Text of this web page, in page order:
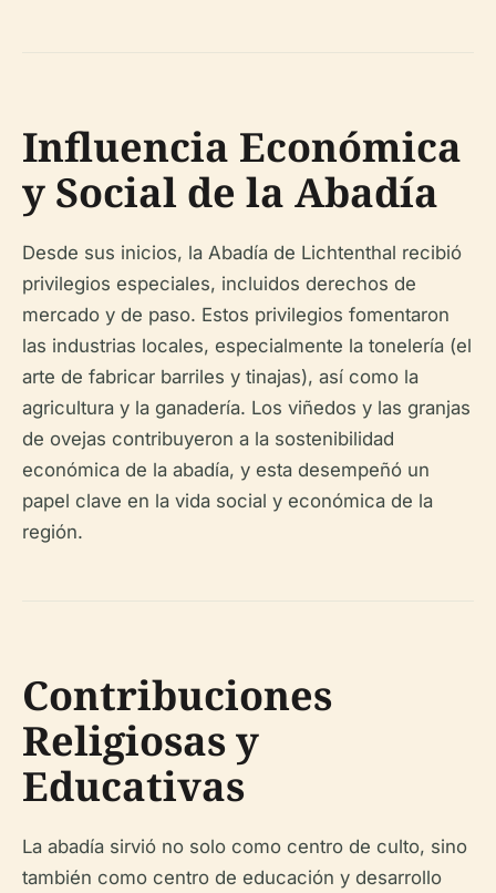
Influencia Económica
y Social de la Abadía
Desde sus inicios, la Abadía de Lichtenthal recibió
privilegios especiales, incluidos derechos de
mercado y de paso. Estos privilegios fomentaron
las industrias locales, especialmente la tonelería (el
arte de fabricar barriles y tinajas), así como la
agricultura y la ganadería. Los viñedos y las granjas
de ovejas contribuyeron a la sostenibilidad
económica de la abadía, y esta desempeñó un
papel clave en la vida social y económica de la
región.
Contribuciones
Religiosas y
Educativas
La abadía sirvió no solo como centro de culto, sino
también como centro de educación y desarrollo